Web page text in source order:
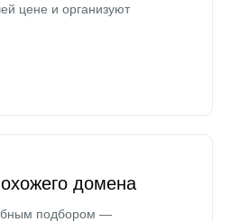
цене и организуют
домена
подбором —